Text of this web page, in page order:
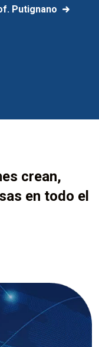
Putignano
crean,
en todo el